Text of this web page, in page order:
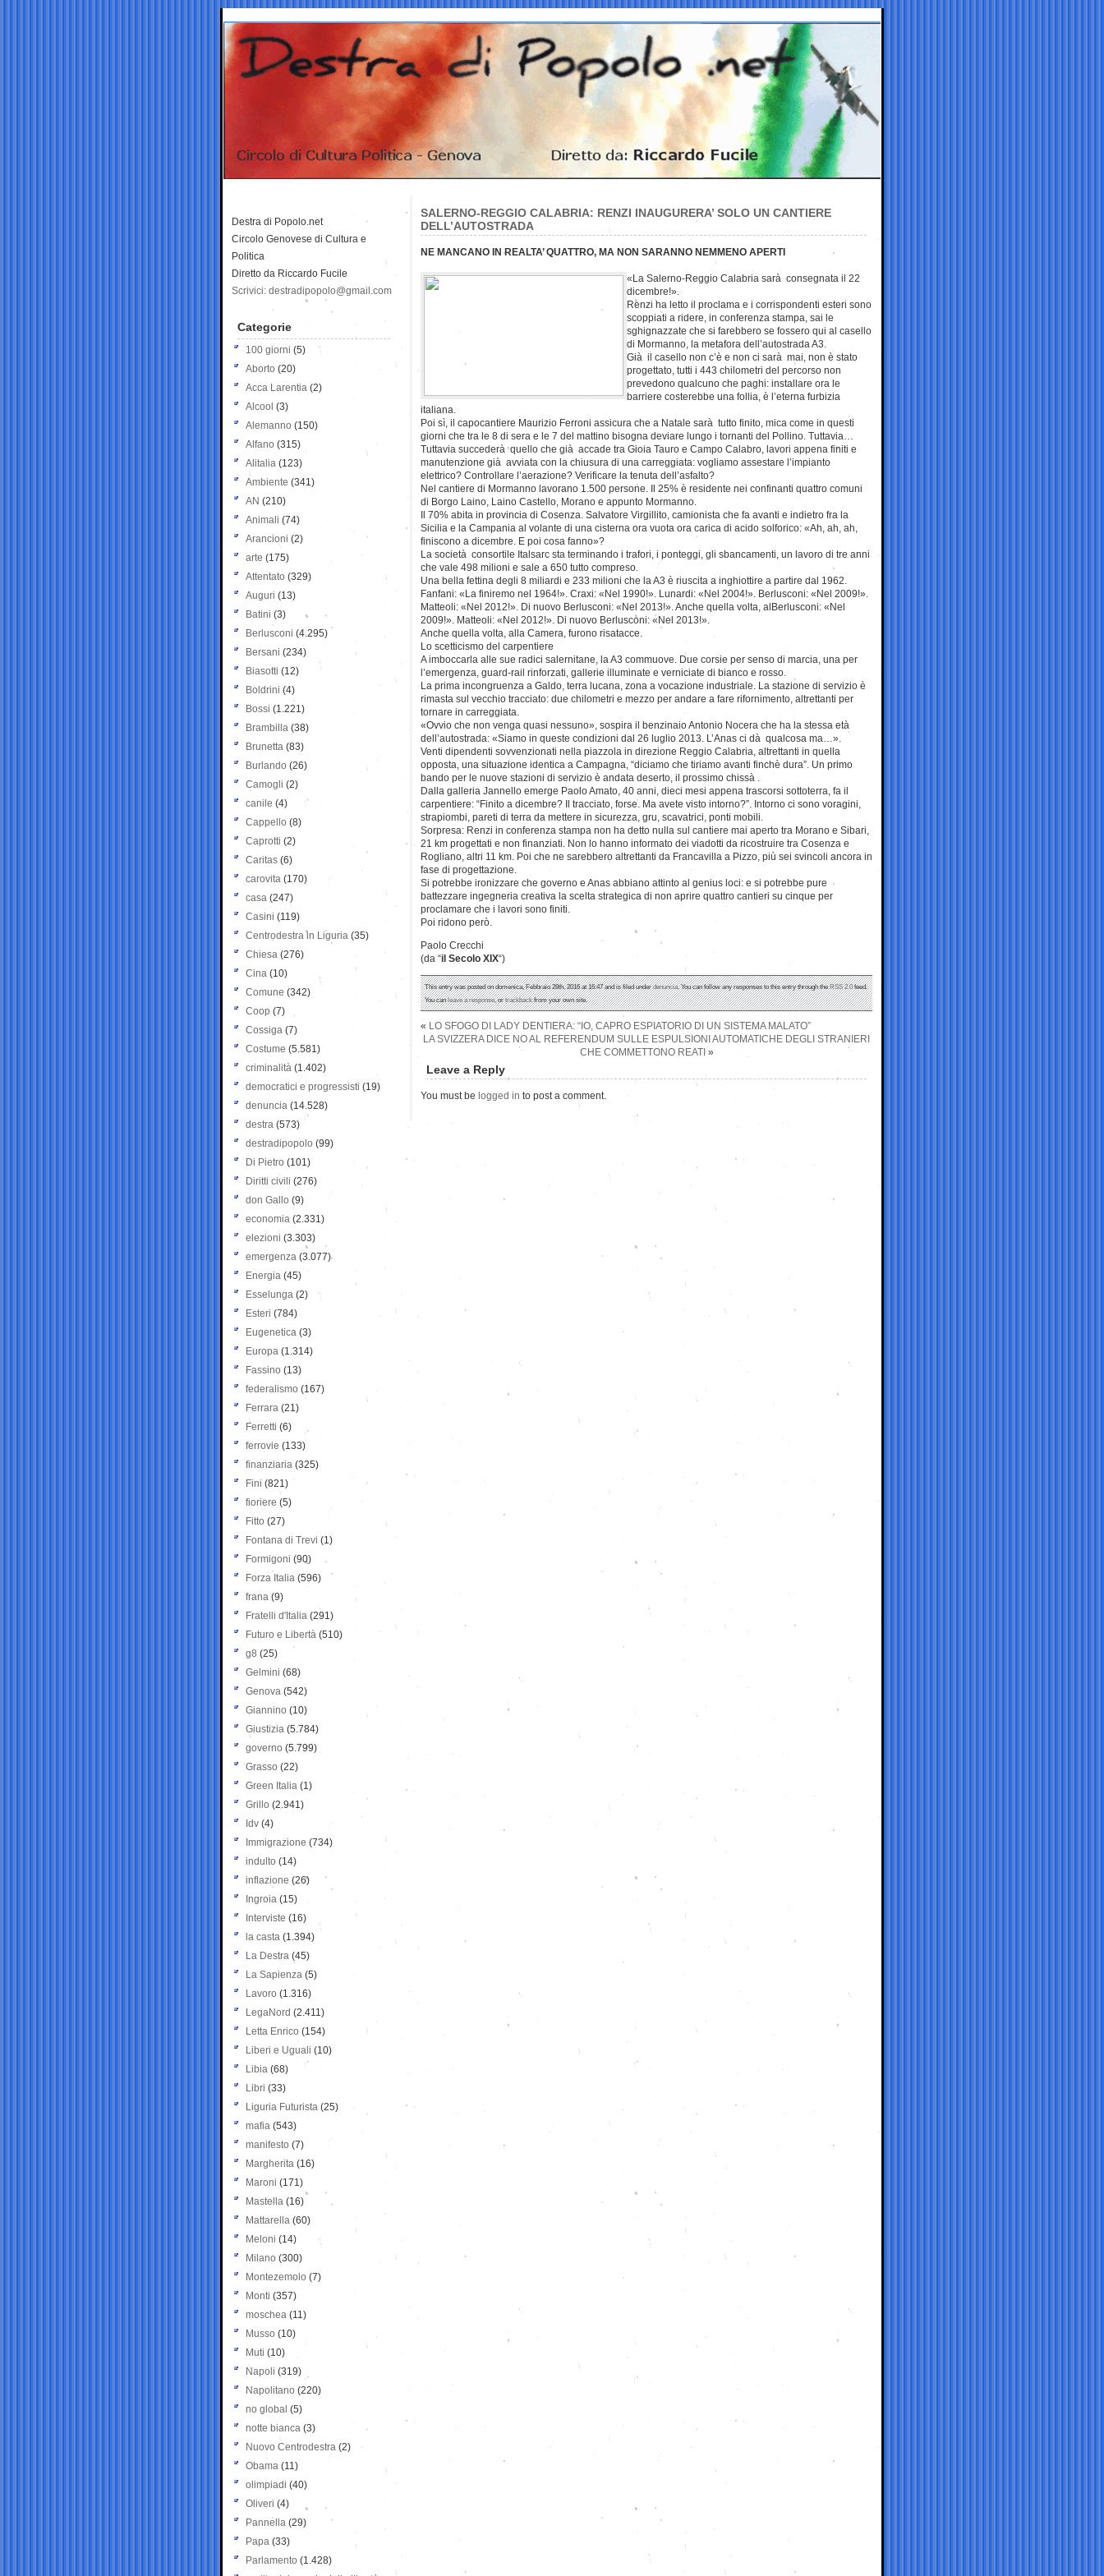
SALERNO-REGGIO CALABRIA: RENZI INAUGURERA’ SOLO UN CANTIERE
DELL’AUTOSTRADA
NE MANCANO IN REALTA’ QUATTRO, MA NON SARANNO NEMMENO APERTI
«La Salerno-Reggio Calabria sarà consegnata il 22
dicembre!».
Renzi ha letto il proclama e i corrispondenti esteri sono
scoppiati a ridere, in conferenza stampa, sai le
sghignazzate che si farebbero se fossero qui al casello
di Mormanno, la metafora dell’autostrada A3.
Già il casello non c’è e non ci sarà mai, non è stato
progettato, tutti i 443 chilometri del percorso non
prevedono qualcuno che paghi: installare ora le
barriere costerebbe una follia, è l’eterna furbizia
italiana.
Poi sì, il capocantiere Maurizio Ferroni assicura che a Natale sarà tutto finito, mica come in questi
giorni che tra le 8 di sera e le 7 del mattino bisogna deviare lungo i tornanti del Pollino. Tuttavia…
Tuttavia succederà quello che già accade tra Gioia Tauro e Campo Calabro, lavori appena finiti e
manutenzione già avviata con la chiusura di una carreggiata: vogliamo assestare l’impianto
elettrico? Controllare l’aerazione? Verificare la tenuta dell’asfalto?
Nel cantiere di Mormanno lavorano 1.500 persone. Il 25% è residente nei confinanti quattro comuni
di Borgo Laino, Laino Castello, Morano e appunto Mormanno.
Il 70% abita in provincia di Cosenza. Salvatore Virgillito, camionista che fa avanti e indietro fra la
Sicilia e la Campania al volante di una cisterna ora vuota ora carica di acido solforico: «Ah, ah, ah,
finiscono a dicembre. E poi cosa fanno»?
La società consortile Italsarc sta terminando i trafori, i ponteggi, gli sbancamenti, un lavoro di tre anni
che vale 498 milioni e sale a 650 tutto compreso.
Una bella fettina degli 8 miliardi e 233 milioni che la A3 è riuscita a inghiottire a partire dal 1962.
Fanfani: «La finiremo nel 1964!». Craxi: «Nel 1990!». Lunardi: «Nel 2004!». Berlusconi: «Nel 2009!».
Matteoli: «Nel 2012!». Di nuovo Berlusconi: «Nel 2013!». Anche quella volta, alBerlusconi: «Nel
2009!». Matteoli: «Nel 2012!». Di nuovo Berlusconi: «Nel 2013!».
Anche quella volta, alla Camera, furono risatacce.
Lo scetticismo del carpentiere
A imboccarla alle sue radici salernitane, la A3 commuove. Due corsie per senso di marcia, una per
l’emergenza, guard-rail rinforzati, gallerie illuminate e verniciate di bianco e rosso.
La prima incongruenza a Galdo, terra lucana, zona a vocazione industriale. La stazione di servizio è
rimasta sul vecchio tracciato: due chilometri e mezzo per andare a fare rifornimento, altrettanti per
tornare in carreggiata.
«Ovvio che non venga quasi nessuno», sospira il benzinaio Antonio Nocera che ha la stessa età
dell’autostrada: «Siamo in queste condizioni dal 26 luglio 2013. L’Anas ci dà qualcosa ma…».
Venti dipendenti sovvenzionati nella piazzola in direzione Reggio Calabria, altrettanti in quella
opposta, una situazione identica a Campagna, “diciamo che tiriamo avanti finchè dura”. Un primo
bando per le nuove stazioni di servizio è andata deserto, il prossimo chissà .
Dalla galleria Jannello emerge Paolo Amato, 40 anni, dieci mesi appena trascorsi sottoterra, fa il
carpentiere: “Finito a dicembre? Il tracciato, forse. Ma avete visto intorno?”. Intorno ci sono voragini,
strapiombi, pareti di terra da mettere in sicurezza, gru, scavatrici, ponti mobili.
Sorpresa: Renzi in conferenza stampa non ha detto nulla sul cantiere mai aperto tra Morano e Sibari,
21 km progettati e non finanziati. Non lo hanno informato dei viadotti da ricostruire tra Cosenza e
Rogliano, altri 11 km. Poi che ne sarebbero altrettanti da Francavilla a Pizzo, più sei svincoli ancora in
fase di progettazione.
Si potrebbe ironizzare che governo e Anas abbiano attinto al genius loci: e si potrebbe pure
battezzare ingegneria creativa la scelta strategica di non aprire quattro cantieri su cinque per
proclamare che i lavori sono finiti.
Poi ridono però.
Paolo Crecchi
(da “il Secolo XIX“)
This entry was posted on domenica, Febbraio 28th, 2016 at 16:47 and is filed underdenuncia. You can follow any responses to this entry through theRSS 2.0feed.
You canleave a response, ortrackbackfrom your own site.
« LO SFOGO DI LADY DENTIERA: “IO, CAPRO ESPIATORIO DI UN SISTEMA MALATO”
LA SVIZZERA DICE NO AL REFERENDUM SULLE ESPULSIONI AUTOMATICHE DEGLI STRANIERI
CHE COMMETTONO REATI »
Leave a Reply
You must be logged in to post a comment.
Destra di Popolo.net
Circolo Genovese di Cultura e
Politica
Diretto da Riccardo Fucile
Scrivici: destradipopolo@gmail.com
Categorie
100 giorni (5)
Aborto (20)
Acca Larentia (2)
Alcool (3)
Alemanno (150)
Alfano (315)
Alitalia (123)
Ambiente (341)
AN (210)
Animali (74)
Arancioni (2)
arte (175)
Attentato (329)
Auguri (13)
Batini (3)
Berlusconi (4.295)
Bersani (234)
Biasotti (12)
Boldrini (4)
Bossi (1.221)
Brambilla (38)
Brunetta (83)
Burlando (26)
Camogli (2)
canile (4)
Cappello (8)
Caprotti (2)
Caritas (6)
carovita (170)
casa (247)
Casini (119)
Centrodestra in Liguria (35)
Chiesa (276)
Cina (10)
Comune (342)
Coop (7)
Cossiga (7)
Costume (5.581)
criminalità (1.402)
democratici e progressisti (19)
denuncia (14.528)
destra (573)
destradipopolo (99)
Di Pietro (101)
Diritti civili (276)
don Gallo (9)
economia (2.331)
elezioni (3.303)
emergenza (3.077)
Energia (45)
Esselunga (2)
Esteri (784)
Eugenetica (3)
Europa (1.314)
Fassino (13)
federalismo (167)
Ferrara (21)
Ferretti (6)
ferrovie (133)
finanziaria (325)
Fini (821)
fioriere (5)
Fitto (27)
Fontana di Trevi (1)
Formigoni (90)
Forza Italia (596)
frana (9)
Fratelli d'Italia (291)
Futuro e Libertà (510)
g8 (25)
Gelmini (68)
Genova (542)
Giannino (10)
Giustizia (5.784)
governo (5.799)
Grasso (22)
Green Italia (1)
Grillo (2.941)
Idv (4)
Immigrazione (734)
indulto (14)
inflazione (26)
Ingroia (15)
Interviste (16)
la casta (1.394)
La Destra (45)
La Sapienza (5)
Lavoro (1.316)
LegaNord (2.411)
Letta Enrico (154)
Liberi e Uguali (10)
Libia (68)
Libri (33)
Liguria Futurista (25)
mafia (543)
manifesto (7)
Margherita (16)
Maroni (171)
Mastella (16)
Mattarella (60)
Meloni (14)
Milano (300)
Montezemolo (7)
Monti (357)
moschea (11)
Musso (10)
Muti (10)
Napoli (319)
Napolitano (220)
no global (5)
notte bianca (3)
Nuovo Centrodestra (2)
Obama (11)
olimpiadi (40)
Oliveri (4)
Pannella (29)
Papa (33)
Parlamento (1.428)